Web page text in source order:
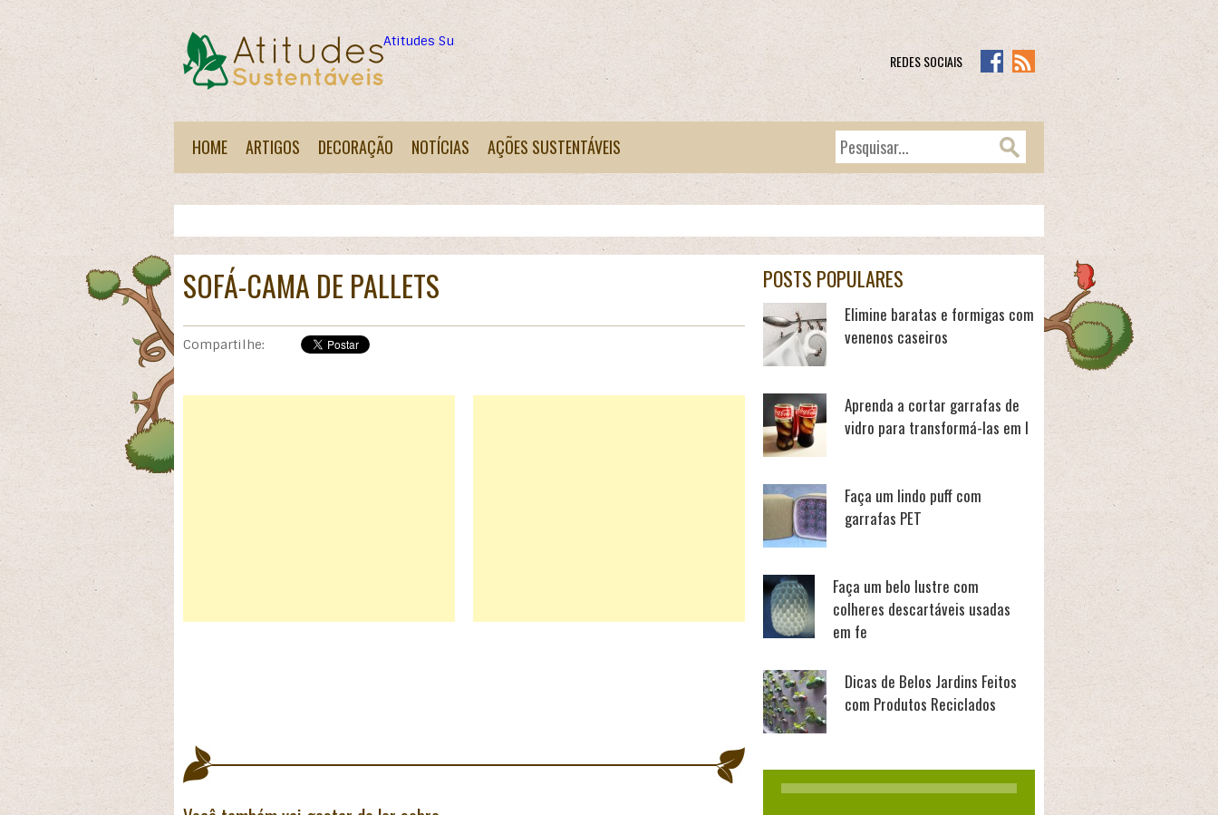
Atitudes Sustentáveis
REDES SOCIAIS
HOME ARTIGOS DECORAÇÃO NOTÍCIAS AÇÕES SUSTENTÁVEIS
SOFÁ-CAMA DE PALLETS
Compartilhe:
POSTS POPULARES
Elimine baratas e formigas com
venenos caseiros
Aprenda a cortar garrafas de
vidro para transformá-las em l
Faça um lindo puff com
garrafas PET
Faça um belo lustre com
colheres descartáveis usadas
em fe
Dicas de Belos Jardins Feitos
com Produtos Reciclados